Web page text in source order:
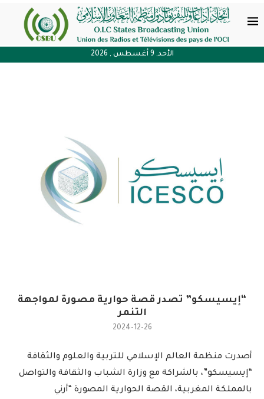
الأحد, 9 أغسطس , 2026
“إيسيسكو” تصدر قصة حوارية مصورة لمواجهة
التنمر
2024-12-26
أصدرت منظمة العالم الإسلامي للتربية والعلوم والثقافة
“إيسيسكو”، بالشراكة مع وزارة الشباب والثقافة والتواصل
بالمملكة المغربية، القصة الحوارية المصورة “أرني